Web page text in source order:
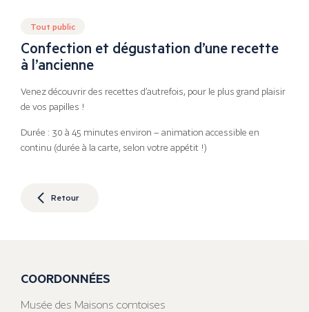
Tout public
Confection et dégustation d’une recette
à l’ancienne
Venez découvrir des recettes d’autrefois, pour le plus grand plaisir
de vos papilles !
Durée : 30 à 45 minutes environ – animation accessible en
continu (durée à la carte, selon votre appétit !)
Retour
COORDONNÉES
Musée des Maisons comtoises